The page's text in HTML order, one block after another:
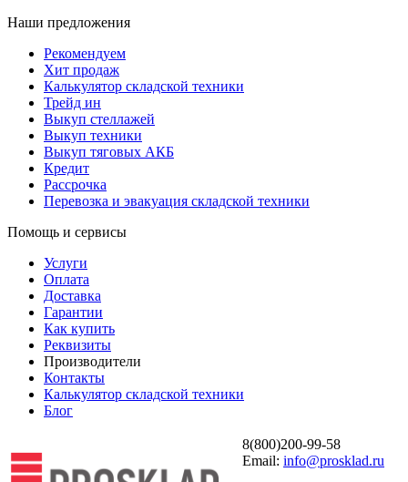
Наши предложения
Рекомендуем
Хит продаж
Калькулятор складской техники
Трейд ин
Выкуп стеллажей
Выкуп техники
Выкуп тяговых АКБ
Кредит
Рассрочка
Перевозка и эвакуация складской техники
Помощь и сервисы
Услуги
Оплата
Доставка
Гарантии
Как купить
Реквизиты
Производители
Контакты
Калькулятор складской техники
Блог
8(800)200-99-58
Email: info@prosklad.ru